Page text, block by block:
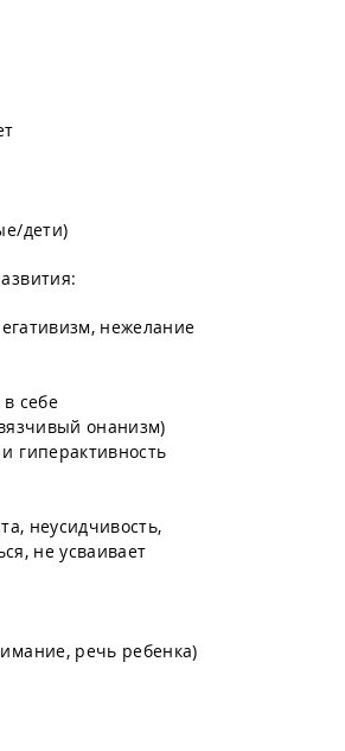
дети)
нежелание
себе
онанизм)
гиперактивность
неусидчивость,
не усваивает
речь ребенка)